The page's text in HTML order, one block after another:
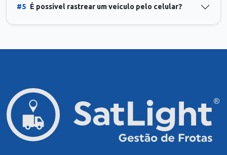
#5 É possível rastrear um veículo pelo celular?